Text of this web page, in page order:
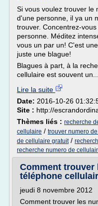
Si vous voulez trouver le
d'une personne, il ya un
trouver. Concentrez-
personne. Méditez
vous un par un! C'est
juste une blague!
Blagues à part, à la
cellulaire est souvent un...
Lire la suite
Date: 2016-10-26
Site : http://
Thèmes liés : recherche
cellulaire / trouver numero
de cellulaire gratuit/
recherche numero de
Comment trouver
téléphone
jeudi 8 novembre 2012
Comment trouver les